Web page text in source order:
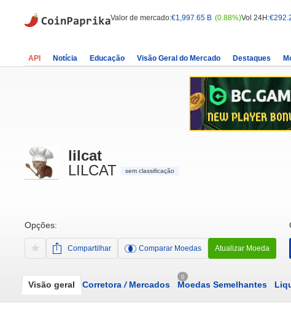
Valor de mercado:€1,997.65 B (0.88%)Vol 24H:
API Notícia Educação Visão Geral do Mercado Destaques
lilcat
LILCAT
sem classificação
Opções:
Compartilhar Comparar Moedas Atualizar Moeda
Visão geral Corretora /Mercados
0
Moedas Semelhantes